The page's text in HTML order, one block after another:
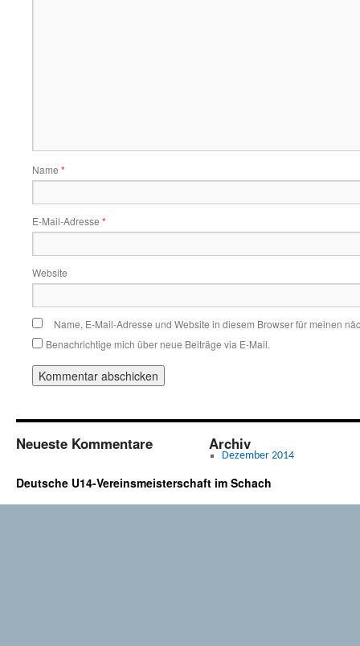
Name *
E-Mail-Adresse *
Website
Name, E-Mail-Adresse und Website in diesem Browser für meinen
Benachrichtige mich über neue Beiträge via E-Mail.
Neueste Kommentare Archiv
Dezember 2014
Deutsche U14-Vereinsmeisterschaft im Schach